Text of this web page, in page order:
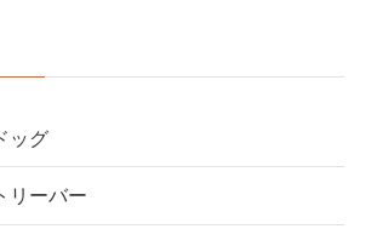
ッグ
リーバー